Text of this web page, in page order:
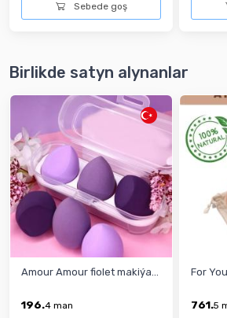
Sebede goş
Birlikde satyn alynanlar
Amour Amour fiolet makiýa...
196.4 man
For
761.5